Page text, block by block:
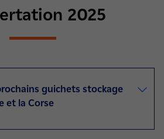
2025
guichets stockage
et la Corse